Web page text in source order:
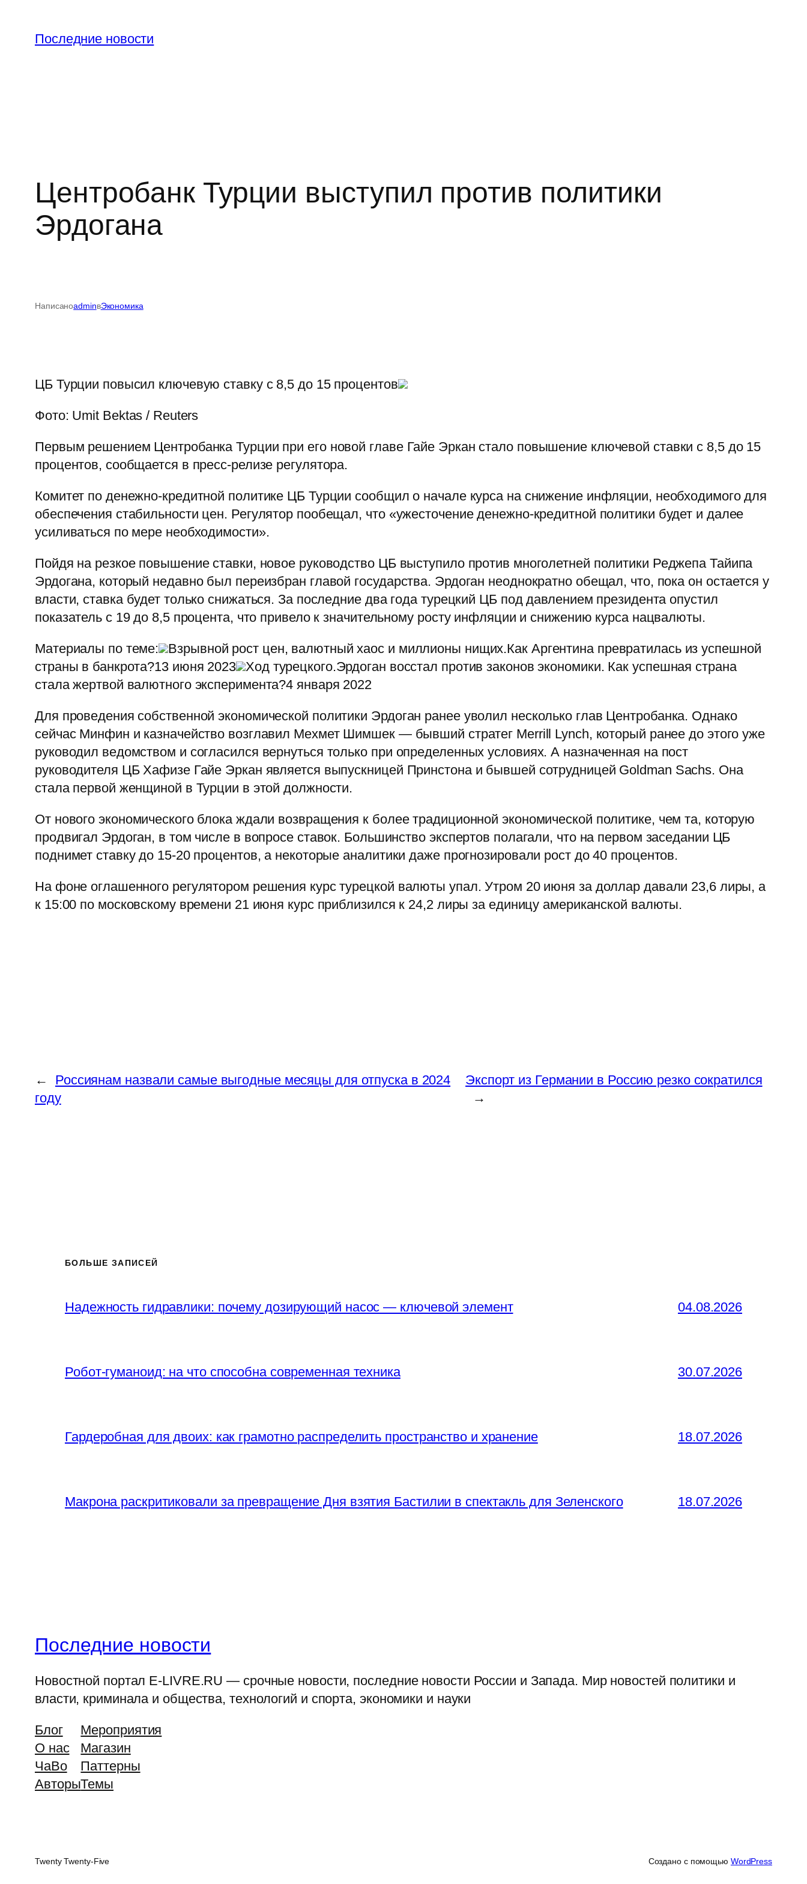
содержимому
Последние новости
Центробанк Турции выступил против политики
Эрдогана
НаписаноadminвЭкономика
ЦБ Турции повысил ключевую ставку с 8,5 до 15 процентов
Фото: Umit Bektas / Reuters
Первым решением Центробанка Турции при его новой главе Гайе Эркан стало повышение ключевой ставки с 8,5 до 15
процентов, сообщается в пресс-релизе регулятора.
Комитет по денежно-кредитной политике ЦБ Турции сообщил о начале курса на снижение инфляции, необходимого для
обеспечения стабильности цен. Регулятор пообещал, что «ужесточение денежно-кредитной политики будет и далее
усиливаться по мере необходимости».
Пойдя на резкое повышение ставки, новое руководство ЦБ выступило против многолетней политики Реджепа Тайипа
Эрдогана, который недавно был переизбран главой государства. Эрдоган неоднократно обещал, что, пока он остается у
власти, ставка будет только снижаться. За последние два года турецкий ЦБ под давлением президента опустил
показатель с 19 до 8,5 процента, что привело к значительному росту инфляции и снижению курса нацвалюты.
Материалы по теме:
Взрывной рост цен, валютный хаос и миллионы нищих.Как Аргентина превратилась из успешной
страны в банкрота?13 июня 2023
Ход турецкого.Эрдоган восстал против законов экономики. Как успешная страна
стала жертвой валютного эксперимента?4 января 2022
Для проведения собственной экономической политики Эрдоган ранее уволил несколько глав Центробанка. Однако
сейчас Минфин и казначейство возглавил Мехмет Шимшек — бывший стратег Merrill Lynch, который ранее до этого уже
руководил ведомством и согласился вернуться только при определенных условиях. А назначенная на пост
руководителя ЦБ Хафизе Гайе Эркан является выпускницей Принстона и бывшей сотрудницей Goldman Sachs. Она
стала первой женщиной в Турции в этой должности.
От нового экономического блока ждали возвращения к более традиционной экономической политике, чем та, которую
продвигал Эрдоган, в том числе в вопросе ставок. Большинство экспертов полагали, что на первом заседании ЦБ
поднимет ставку до 15-20 процентов, а некоторые аналитики даже прогнозировали рост до 40 процентов.
На фоне оглашенного регулятором решения курс турецкой валюты упал. Утром 20 июня за доллар давали 23,6 лиры, а
к 15:00 по московскому времени 21 июня курс приблизился к 24,2 лиры за единицу американской валюты.
←
Россиянам назвали самые выгодные месяцы для отпуска в 2024
году
Экспорт из Германии в Россию резко сократился
→
БОЛЬШЕ ЗАПИСЕЙ
Надежность гидравлики: почему дозирующий насос — ключевой элемент 04.08.2026
Робот-гуманоид: на что способна современная техника 30.07.2026
Гардеробная для двоих: как грамотно распределить пространство и хранение 18.07.2026
Макрона раскритиковали за превращение Дня взятия Бастилии в спектакль для Зеленского 18.07.2026
Последние новости
Новостной портал E-LIVRE.RU — срочные новости, последние новости России и Запада. Мир новостей политики и
власти, криминала и общества, технологий и спорта, экономики и науки
Блог
О нас
ЧаВо
Авторы
Мероприятия
Магазин
Паттерны
Темы
Twenty Twenty-Five Создано с помощью WordPress